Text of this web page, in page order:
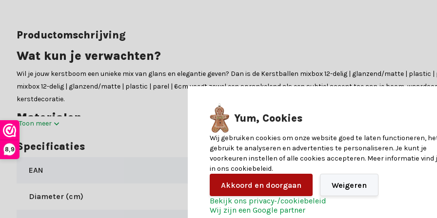
8,9
Productomschrijving
Wat kun je verwachten?
Wil je jouw kerstboom een unieke mix van glans en elegantie geven? Dan is de Kerstballen mixbox 12-delig | glanzend/matte |
mixbox 12-delig | glanzend/matte | plastic | parel | 6cm voegt zowel een sprankelend als een subtiel accent toe aan je boom,
kerstdecoratie.
Materialen
De Kerstballen mixbox 12-delig | glanzend/matte | plastic | parel | 6cm van Decoris zijn gemaakt van hoogwaardig glas, wat zorgt
glanzende en 6 matte ballen met een diameter van 4 cm zorgt voor een mooie afwisseling waarmee je jarenlang plezier kan beleven.
Twijfel je nog?
Kerstland.nl is dé webshop voor al jouw kerstballen. Weet je niet zeker of de Kerstballen mixbox 12-delig | glanzend/matte | plastic |
contact op met onze klantenservice voor persoonlijk advies of gebruik onze handige keuzehulp om de perfecte kerstballen te vinden.
Toon meer
Specificaties
EAN 8720725202610
Diameter (cm) 6
Yum, Cookies
Wij gebruiken cookies om onze website goed te laten functioneren,
gebruik te analyseren en advertenties te personaliseren. Je kunt je
voorkeuren instellen of alle cookies accepteren. Meer informatie vind
in ons cookiebeleid.
Akkoord en doorgaan
Weigeren
Bekijk ons privacy-/cookiebeleid
Wij zijn een Google partner